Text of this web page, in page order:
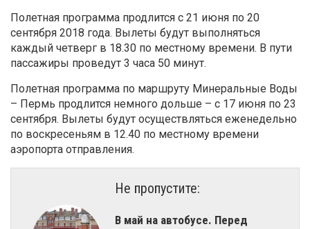
Полетная программа продлится с 21 июня по 20
сентября 2018 года. Вылеты будут выполняться
каждый четверг в 18.30 по местному времени. В пути
пассажиры проведут 3 часа 50 минут.
Полетная программа по маршруту Минеральные Воды
– Пермь продлится немного дольше – с 17 июня по 23
сентября. Вылеты будут осуществляться еженедельно
по воскресеньям в 12.40 по местному времени
аэропорта отправления.
Не пропустите:
В май на автобусе. Перед